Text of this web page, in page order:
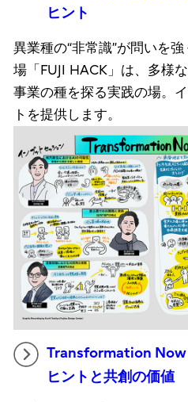
ヒント
異業種の“非常識”が問いを
場「FUJI HACK」は、多様
事業の種を探る実践の場。
トを提供します。
Transformation Now
ヒントと共創の価値